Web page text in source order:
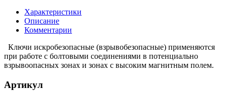
Характеристики
Описание
Комментарии
Ключи искробезопасные (взрывобезопасные) применяются
при работе с болтовыми соединениями в потенциально
взрывоопасных зонах и зонах с высоким магнитным полем.
Артикул